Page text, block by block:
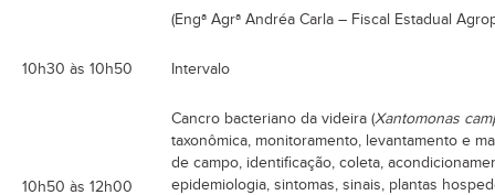
(Engª Agrª Andréa Carla – Fiscal Estadual
10h30 às 10h50 Intervalo
10h50 às 12h00
Cancro bacteriano da videira (Xantomonas
taxonômica, monitoramento, levantamento e
de campo, identificação, coleta,
epidemiologia, sintomas, sinais, plantas